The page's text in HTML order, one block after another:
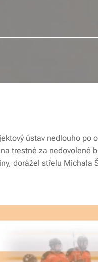
ústav nedlouho po
trestné za nedovolené
dorážel střelu Michala